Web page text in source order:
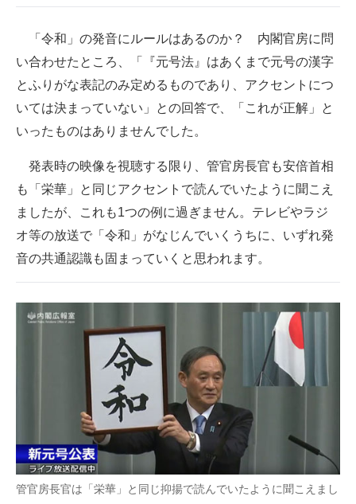
電子設計の基本と応用
エネルギーの専門メディア
建設×テクノロジーの最前線
ちょっと気になるネットの話題
「令和」の発音にルールはあるのか？ 内閣官房に問
い合わせたところ、「『元号法』はあくまで元号の漢字
とふりがな表記のみ定めるものであり、アクセントにつ
いては決まっていない」との回答で、「これが正解」と
いったものはありませんでした。
発表時の映像を視聴する限り、管官房長官も安倍首相
も「栄華」と同じアクセントで読んでいたように聞こえ
ましたが、これも1つの例に過ぎません。テレビやラジ
オ等の放送で「令和」がなじんでいくうちに、いずれ発
音の共通認識も固まっていくと思われます。
管官房長官は「栄華」と同じ抑揚で読んでいたように聞こえまし